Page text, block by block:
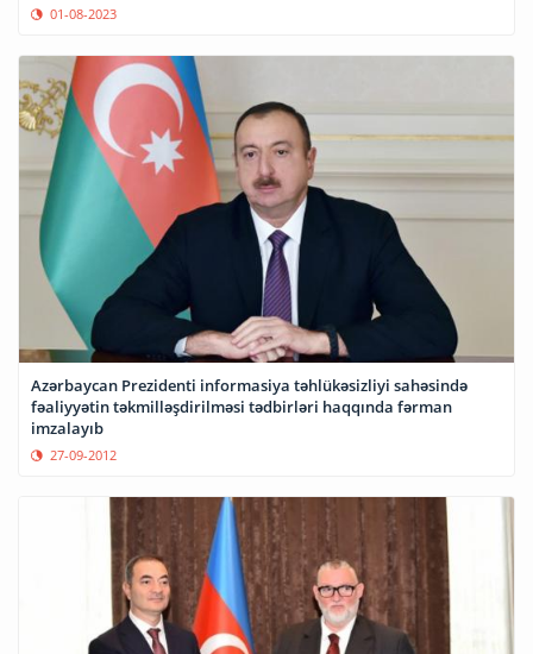
01-08-2023
Azərbaycan Prezidenti informasiya təhlükəsizliyi sahəsində
fəaliyyətin təkmilləşdirilməsi tədbirləri haqqında fərman
imzalayıb
27-09-2012